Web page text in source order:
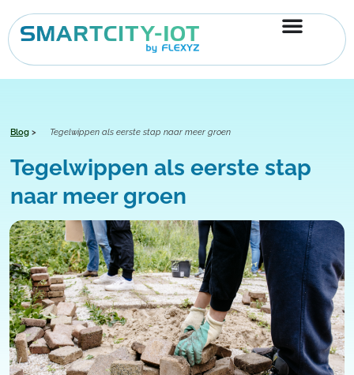
naar
de
inhoud
Blog > Tegelwippen als eerste stap naar meer groen
Tegelwippen als eerste stap
naar meer groen